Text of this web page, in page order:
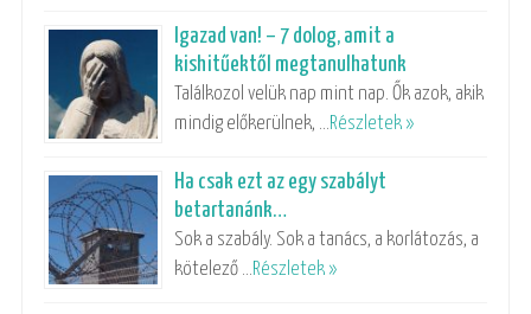
Igazad van! – 7 dolog, amit a
kishitűektől megtanulhatunk
Találkozol velük nap mint nap. Ők azok, akik
mindig előkerülnek, …Részletek »
Ha csak ezt az egy szabályt
betartanánk…
Sok a szabály. Sok a tanács, a korlátozás, a
kötelező …Részletek »